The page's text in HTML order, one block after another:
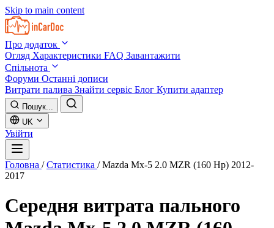
Skip to main content
Про додаток
Огляд Характеристики FAQ Завантажити
Спільнота
Форуми Останні дописи
Витрати палива Знайти сервіс Блог Купити адаптер
Пошук...
UK
Увійти
Головна / Статистика / Mazda Mx-5 2.0 MZR (160 Hp) 2012-
2017
Середня витрата пального